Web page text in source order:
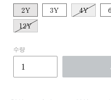
2Y
3Y 4Y
12Y
수량